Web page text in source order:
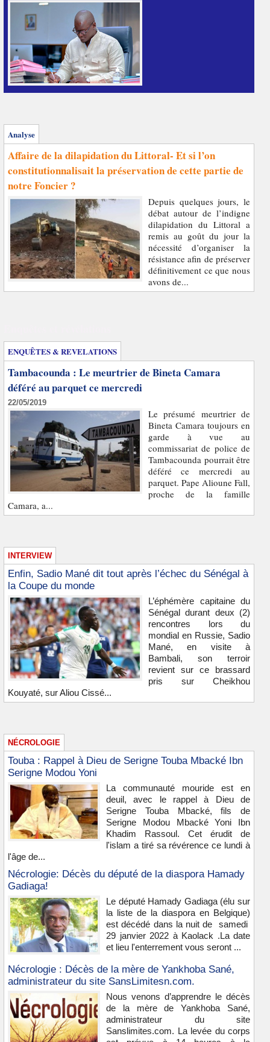
Analyse
Affaire de la dilapidation du Littoral- Et si l’on
constitutionnalisait la préservation de cette partie de
notre Foncier ?
Depuis quelques jours, le
débat autour de l’indigne
dilapidation du Littoral a
remis au goût du jour la
nécessité d’organiser la
résistance afin de préserver
définitivement ce que nous
avons de...
ENQUÊTES & REVELATIONS
Tambacounda : Le meurtrier de Bineta Camara
déféré au parquet ce mercredi
22/05/2019
Le présumé meurtrier de
Bineta Camara toujours en
garde à vue au
commissariat de police de
Tambacounda pourrait être
déféré ce mercredi au
parquet. Pape Alioune Fall,
proche de la famille
Camara, a...
INTERVIEW
Enfin, Sadio Mané dit tout après l’échec du Sénégal à
la Coupe du monde
L’éphémère capitaine du
Sénégal durant deux (2)
rencontres lors du
mondial en Russie, Sadio
Mané, en visite à
Bambali, son terroir
revient sur ce brassard
pris sur Cheikhou
Kouyaté, sur Aliou Cissé...
NÉCROLOGIE
Touba : Rappel à Dieu de Serigne Touba Mbacké Ibn
Serigne Modou Yoni
La communauté mouride est en
deuil, avec le rappel à Dieu de
Serigne Touba Mbacké, fils de
Serigne Modou Mbacké Yoni Ibn
Khadim Rassoul. Cet érudit de
l'islam a tiré sa révérence ce lundi à
l'âge de...
Nécrologie: Décès du député de la diaspora Hamady
Gadiaga!
Le député Hamady Gadiaga (élu sur
la liste de la diaspora en Belgique)
est décédé dans la nuit de samedi
29 janvier 2022 à Kaolack .La date
et lieu l'enterrement vous seront ...
Nécrologie : Décès de la mère de Yankhoba Sané,
administrateur du site SansLimitesn.com.
Nous venons d’apprendre le décès
de la mère de Yankhoba Sané,
administrateur du site
Sanslimites.com. La levée du corps